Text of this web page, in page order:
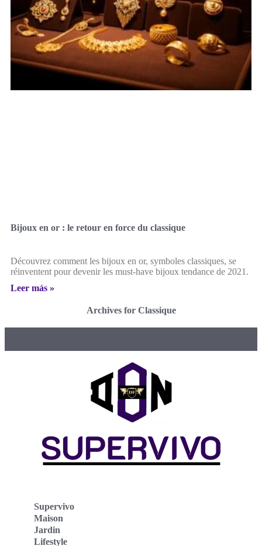
Bijoux en or : le retour en force du classique
Découvrez comment les bijoux en or, symboles classiques, se
réinventent pour devenir les must-have bijoux tendance de 2021.
Leer más »
Archives for Classique
Supervivo
Maison
Jardin
Lifestyle